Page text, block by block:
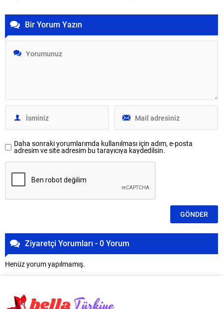
Bir Yorum Yazın
Daha sonraki yorumlarımda kullanılması için adım, e-posta
adresim ve site adresim bu tarayıcıya kaydedilsin.
Ziyaretçi Yorumları - 0 Yorum
Henüz yorum yapılmamış.